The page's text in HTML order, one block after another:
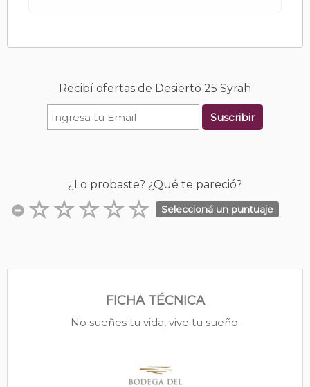
Recibí ofertas de Desierto 25 Syrah
Suscribir
¿Lo probaste? ¿Qué te pareció?
Seleccioná un puntuaje
FICHA TÉCNICA
No sueñes tu vida, vive tu sueño.